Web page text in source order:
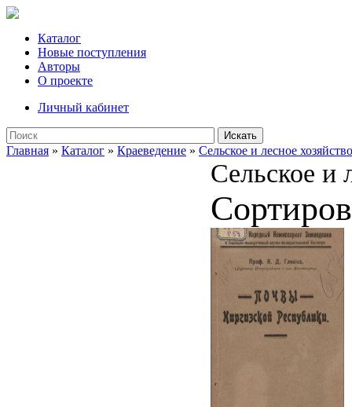
Каталог
Новые поступления
Авторы
О проекте
Личный кабинет
Искать
Главная » Каталог » Краеведение » Сельское и лесное
Сельское и